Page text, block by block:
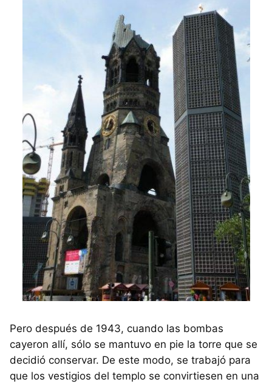
Pero después de 1943, cuando las bombas
cayeron allí, sólo se mantuvo en pie la torre que se
decidió conservar. De este modo, se trabajó para
que los vestigios del templo se convirtiesen en una